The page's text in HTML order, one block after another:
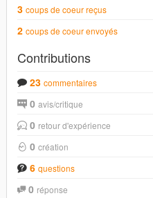
3 coups de coeur reçus
2 coups de coeur envoyés
Contributions
23 commentaires
0 avis/critique
0 retour d'expérience
0 création
6 questions
0 réponse